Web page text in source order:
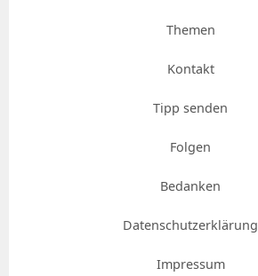
Themen
Kontakt
Tipp senden
Folgen
Bedanken
Datenschutzerklärung
Impressum